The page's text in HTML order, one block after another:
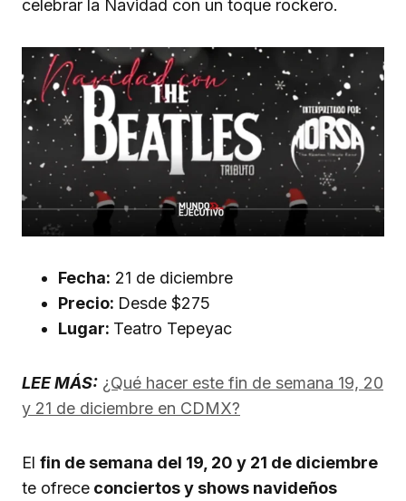
celebrar la Navidad con un toque rockero.
Fecha: 21 de diciembre
Precio: Desde $275
Lugar: Teatro Tepeyac
LEE MÁS: ¿Qué hacer este fin de semana 19, 20
y 21 de diciembre en CDMX?
El fin de semana del 19, 20 y 21 de diciembre
te ofrece conciertos y shows navideños